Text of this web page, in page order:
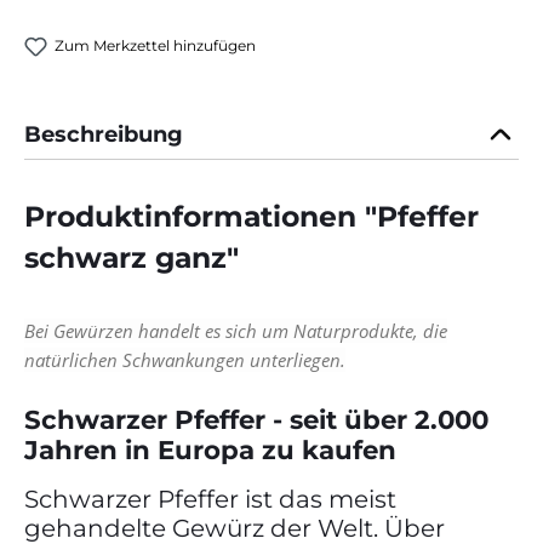
Zum Merkzettel hinzufügen
Beschreibung
Produktinformationen "Pfeffer
schwarz ganz"
Bei Gewürzen handelt es sich um Naturprodukte, die
natürlichen Schwankungen unterliegen.
Schwarzer Pfeffer - seit über 2.000
Jahren in Europa zu kaufen
Schwarzer Pfeffer ist das meist
gehandelte Gewürz der Welt. Über